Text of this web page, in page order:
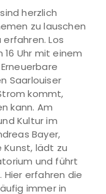
herzlich
zu lauschen
Los
16 Uhr mit einem
Saarlouiser
kommt,
kann. Am
Kultur im
Bayer,
lädt zu
und führt
Hier erfahren die
immer in